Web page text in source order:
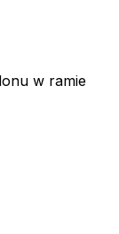
w ramie